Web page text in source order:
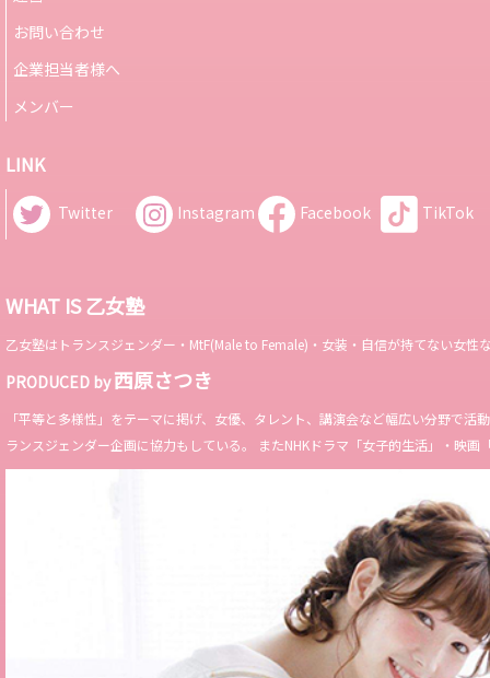
お問い合わせ
企業担当者様へ
メンバー
LINK
Twitter Instagram Facebook TikTok
WHAT IS 乙女塾
乙女塾はトランスジェンダー・MtF(Male to Female)・女装・自信が持てない女
PRODUCED by西原さつき
「平等と多様性」をテーマに掲げ、女優、タレント、講演会など幅広い分野で
ランスジェンダー企画に協力もしている。 またNHKドラマ「女子的生活」・映